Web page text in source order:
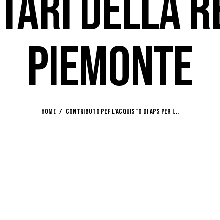
PIEMONTE
HOME CONTRIBUTO PER L’ACQUISTO DI APS PER I...